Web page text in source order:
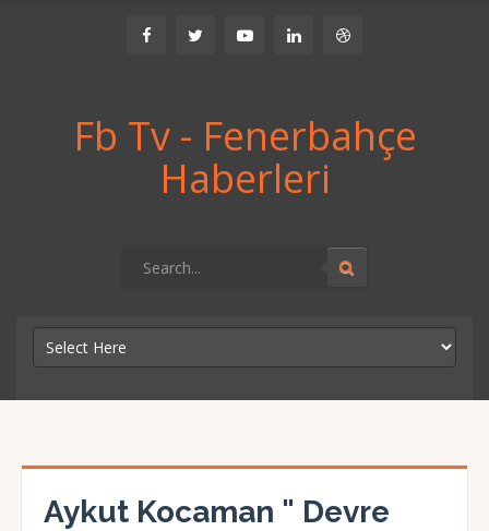
Fb Tv - Fenerbahçe
Haberleri
Aykut Kocaman " Devre